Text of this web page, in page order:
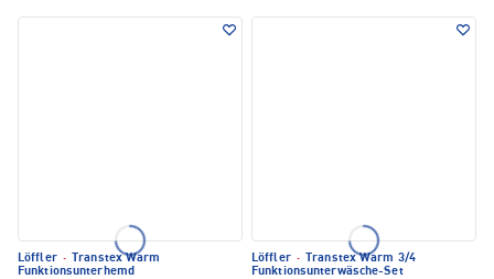
Löffler ·
Transtex Warm
Funktionsunterhemd
Löffler ·
Transtex Warm 3/4
Funktionsunterwäsche-Set